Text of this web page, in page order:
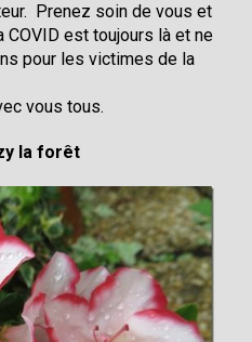
Prenez soin de vous et
COVID est toujours là et ne
pour les victimes de la
vous tous.
la forêt